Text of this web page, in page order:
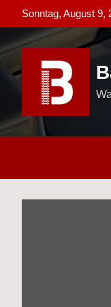
to
content
Sonntag, August 9,